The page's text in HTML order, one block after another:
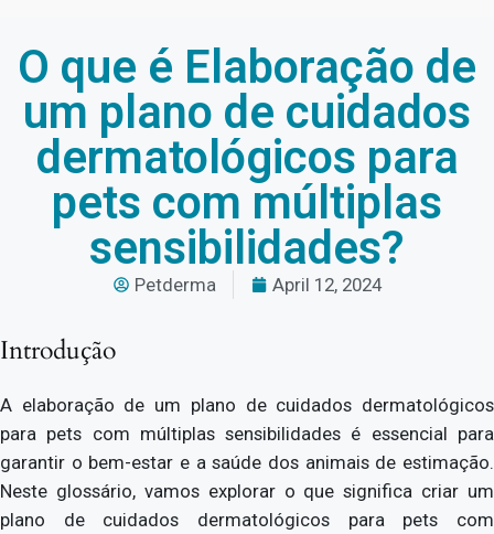
O que é Elaboração de
um plano de cuidados
dermatológicos para
pets com múltiplas
sensibilidades?
Petderma April 12, 2024
Introdução
A elaboração de um plano de cuidados dermatológicos
para pets com múltiplas sensibilidades é essencial para
garantir o bem-estar e a saúde dos animais de estimação.
Neste glossário, vamos explorar o que significa criar um
plano de cuidados dermatológicos para pets com